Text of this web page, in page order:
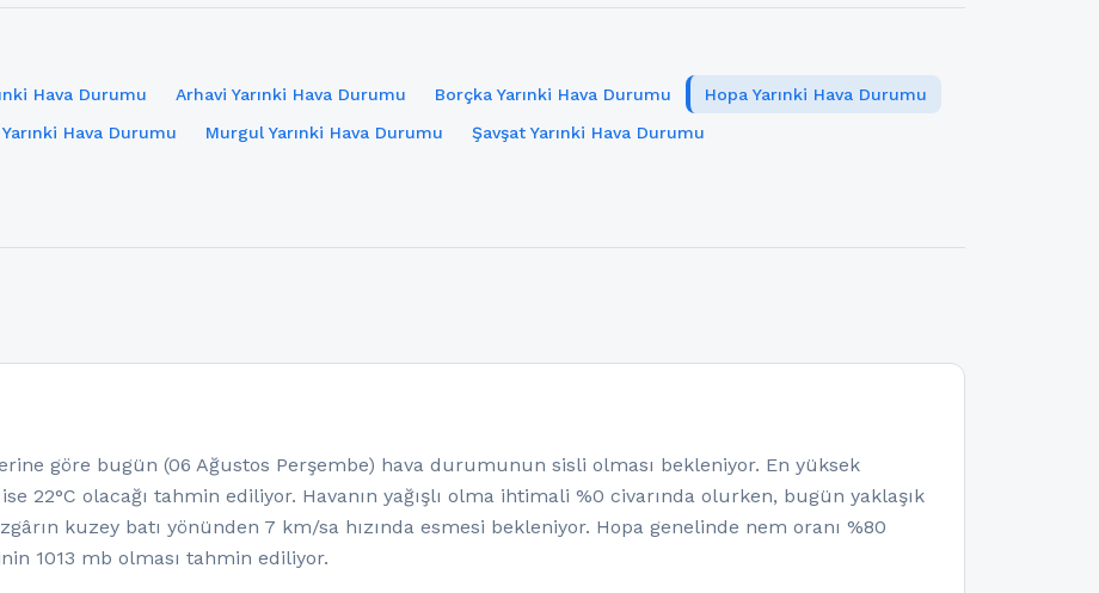
Hava Durumu Arhavi Yarınki Hava Durumu Borçka Yarınki Hava Durumu
Hopa Yarınki Hava Durumu
Hava Durumu Murgul Yarınki Hava Durumu
Şavşat Yarınki Hava Durumu
göre bugün (06 Ağustos Perşembe) hava durumunun sisli olması bekleniyor. En yüksek
ise 22°C olacağı tahmin ediliyor. Havanın yağışlı olma ihtimali %0 civarında olurken, bugün yaklaşık
kuzey batı yönünden 7 km/sa hızında esmesi bekleniyor. Hopa genelinde nem oranı %80
1013 mb olması tahmin ediliyor.